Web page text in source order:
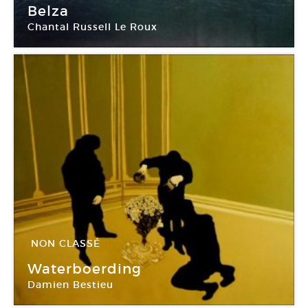
04 Juin -
Belza
Chantal Russell Le Roux
NON CLASSÉ
12 Mar -30 Avr 2010
Waterboerding
Damien Bestieu